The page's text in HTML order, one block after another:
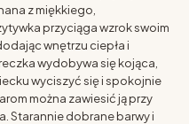
z miękkiego,
przyciąga wzrok swoim
wnętrzu ciepła i
wydobywa się kojąca,
wyciszyć się i spokojnie
można zawiesić ją przy
Starannie dobrane barwy i